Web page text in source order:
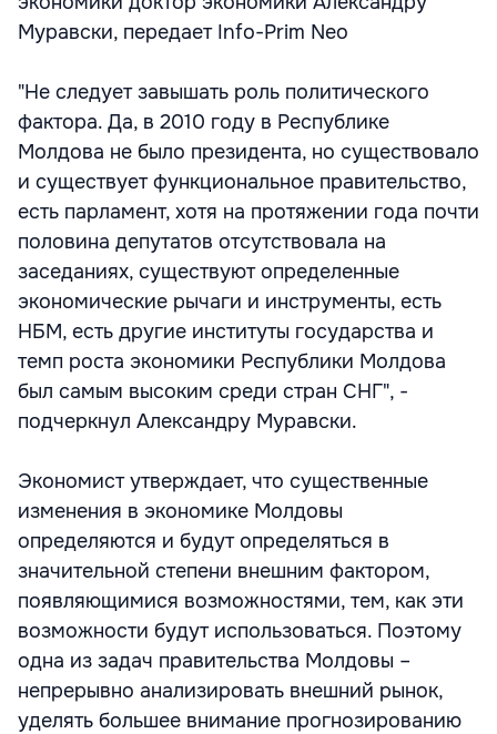
Муравски, передает Info-Prim Neo
"Не следует завышать роль политического
фактора. Да, в 2010 году в Республике
Молдова не было президента, но существовало
и существует функциональное правительство,
есть парламент, хотя на протяжении года почти
половина депутатов отсутствовала на
заседаниях, существуют определенные
экономические рычаги и инструменты, есть
НБМ, есть другие институты государства и
темп роста экономики Республики Молдова
был самым высоким среди стран СНГ", -
подчеркнул Александру Муравски.
Экономист утверждает, что существенные
изменения в экономике Молдовы
определяются и будут определяться в
значительной степени внешним фактором,
появляющимися возможностями, тем, как эти
возможности будут использоваться. Поэтому
одна из задач правительства Молдовы –
непрерывно анализировать внешний рынок,
уделять большее внимание прогнозированию